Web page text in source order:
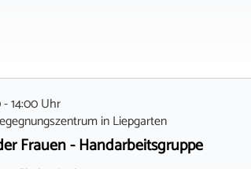
- 14:00 Uhr
inLiepgarten
Frauen - Handarbeitsgruppe